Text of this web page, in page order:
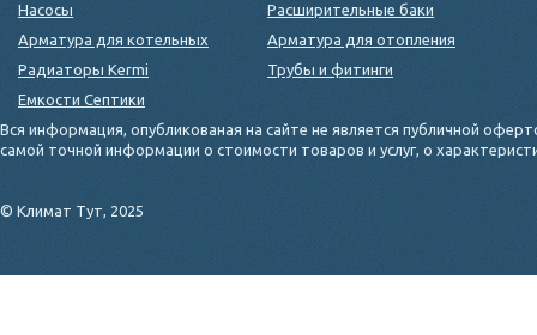
Насосы
Расширительные баки
Арматура для котельных
Арматура для отопления
Радиаторы Kermi
Трубы и фитинги
Емкости Септики
Вся информация, опубликованая на сайте не является публичной
самой точной информации о стоимости товаров и услуг, о
© Климат Тут, 2025